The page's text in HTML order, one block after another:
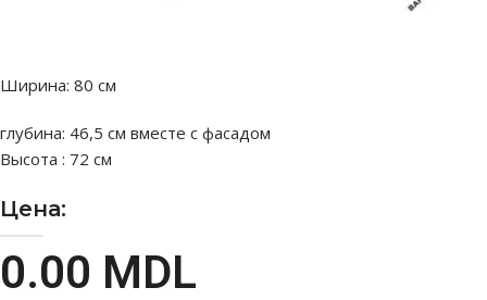
Ширина: 80 см
глубина: 46,5 см вместе с фасадом
Высота : 72 см
Цена:
0.00 MDL